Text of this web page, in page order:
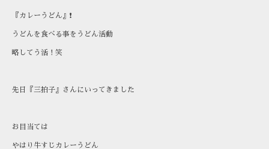
『カレーうどん』❗
うどんを食べる事をうどん活動
略してう活！笑
先日『三拍子』さんにいってきました
お目当ては
やはり牛すじカレーうどん